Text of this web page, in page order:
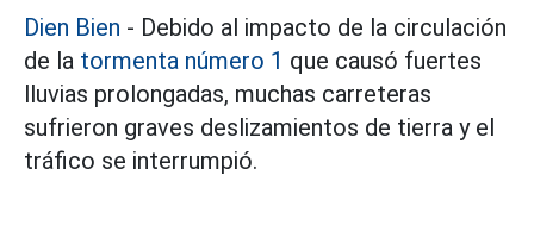
Dien Bien - Debido al impacto de la circulación
de la tormenta número 1 que causó fuertes
lluvias prolongadas, muchas carreteras
sufrieron graves deslizamientos de tierra y el
tráfico se interrumpió.